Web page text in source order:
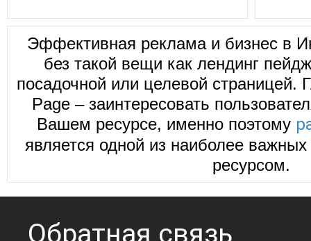
Эффективная реклама и бизнес в
без такой вещи как лендинг
посадочной или целевой страницей.
Page – заинтересовать
Вашем ресурсе, именно поэтому
является одной из наиболее
ресурсом.
Обратная связь